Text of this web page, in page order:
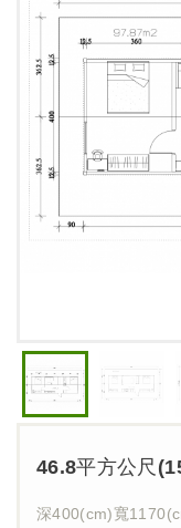
46.8平方公尺
深400(cm)寬